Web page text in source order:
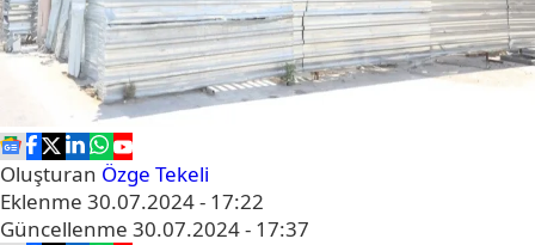
Oluşturan Özge Tekeli
Eklenme 30.07.2024 - 17:22
Güncellenme 30.07.2024 - 17:37